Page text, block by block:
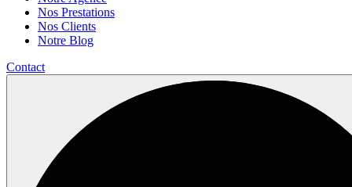
Nos Prestations
Nos Clients
Notre Blog
Contact